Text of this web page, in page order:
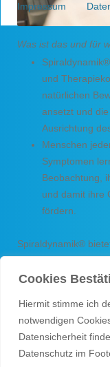
Cookies
Hiermit stimme ich
notwendigen
Datensicherheit
Datenschutz im
Was ist das und für
und
natürlichen
ansetzt und
Ausrichtung
Menschen
Symptomen
Beobachtung,
und damit ihre
fördern.
Spiraldynamik®
indem Sie aktiv und
Mehr unter:
Impressum